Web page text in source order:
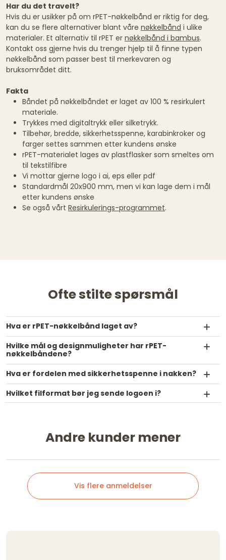
Har du det travelt?
Hvis du er usikker på om rPET-nøkkelbånd er riktig for deg,
kan du se flere alternativer blant våre nøkkelbånd
materialer. Et alternativ til rPET er nøkkelbånd i bambus.
Kontakt oss gjerne hvis du trenger hjelp til å finne typen
nøkkelbånd som passer best til merkevaren og
bruksområdet ditt.
Fakta
Båndet på nøkkelbåndet er laget av 100 % resirkulert
materiale.
Trykkes med digitaltrykk eller silketrykk.
Tilbehør, bredde, sikkerhetsspenne, karabinkroker og
farger settes sammen etter kundens ønske
rPET-materialet lages av plastflasker som smeltes om
til tekstilfibre
Vi mottar gjerne logo i ai, eps eller pdf
Standardmål 20x900 mm, men vi kan lage dem i mål
etter kundens ønske
Se også vårt Resirkulerings-programmet.
Ofte stilte spørsmål
Hva er rPET-nøkkelbånd laget av?
Hvilke mål og designmuligheter har rPET-
nøkkelbåndene?
Hva er fordelen med sikkerhetsspenne i nakken?
Hvilket filformat bør jeg sende logoen i?
Andre kunder mener
Vis flere anmeldelser